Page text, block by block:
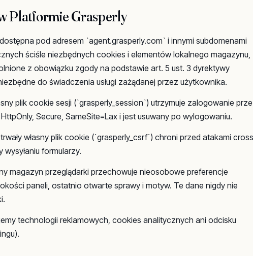
Platformie Grasperly
pod adresem `agent.grasperly.com` i innymi subdomenami
ściśle niezbędnych cookies i elementów lokalnego magazynu,
z obowiązku zgody na podstawie art. 5 ust. 3 dyrektywy
do świadczenia usługi zażądanej przez użytkownika.
plik cookie sesji (`grasperly_session`) utrzymuje zalogowanie
Secure, SameSite=Lax i jest usuwany po wylogowaniu.
własny plik cookie (`grasperly_csrf`) chroni przed atakami
formularzy.
magazyn przeglądarki przechowuje nieosobowe preferencje
paneli, ostatnio otwarte sprawy i motyw. Te dane nigdy nie
technologii reklamowych, cookies analitycznych ani odcisku